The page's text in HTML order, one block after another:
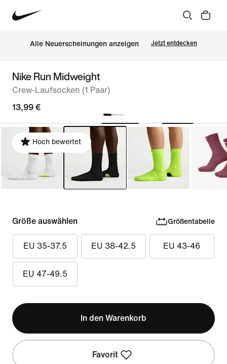
Alle Neuerscheinungen anzeigen Jetzt entdecken
Nike Run Midweight
Crew-Laufsocken (1 Paar)
13,99 €
Hoch bewertet
Größe auswählen Größentabelle
EU 35-37.5 EU 38-42.5 EU 43-46
EU 47-49.5
In den Warenkorb
Favorit